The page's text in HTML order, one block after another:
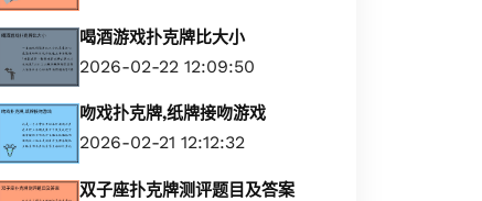
喝酒游戏扑克牌比大小
2026-02-22 12:09:50
吻戏扑克牌,纸牌接吻游戏
2026-02-21 12:12:32
双子座扑克牌测评题目及答案